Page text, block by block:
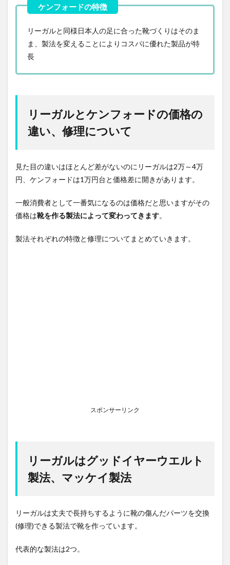
リーガルと同様日本人の足に合った靴づくりはそのま
ま、製法を変えることによりコスパに優れた製品が特
長
リーガルとケンフォードの価格の
違い、修理について
見た目の違いはほとんど差がないのにリーガルは2万～4万
円、ケンフォードは1万円台と価格差に開きがあります。
一般消費者として一番気になるのは価格だと思いますがその
価格は靴を作る製法によって変わってきます。
製法それぞれの特徴と修理についてまとめていきます。
スポンサーリンク
リーガルはグッドイヤーウエルト
製法、マッケイ製法
リーガルは丈夫で長持ちするように靴の傷んだパーツを交換
(修理)できる製法で靴を作っています。
代表的な製法は2つ。